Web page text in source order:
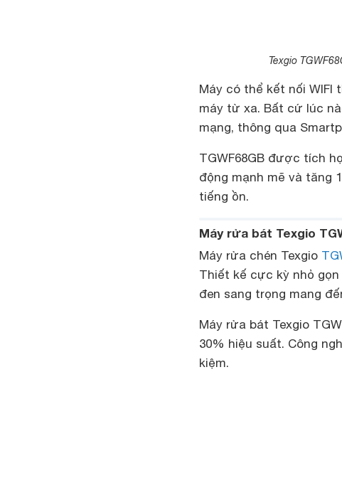
Texgio
Máy có thể kết nối WIFI
máy từ xa. Bất cứ lúc
mạng, thông qua
TGWF68GB được tích
động mạnh mẽ và tăng
tiếng ồn.
Máy rửa bát Texgio
Máy rửa chén Texgio
Thiết kế cực kỳ nhỏ
đen sang trọng mang
Máy rửa bát Texgio
30% hiệu suất. Công
kiệm.